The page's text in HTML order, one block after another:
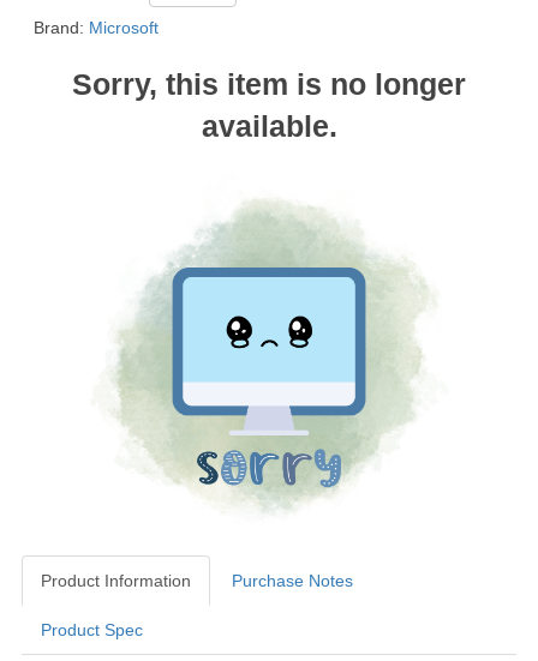
Brand: Microsoft
Sorry, this item is no longer
available.
Product Information Purchase Notes
Product Spec